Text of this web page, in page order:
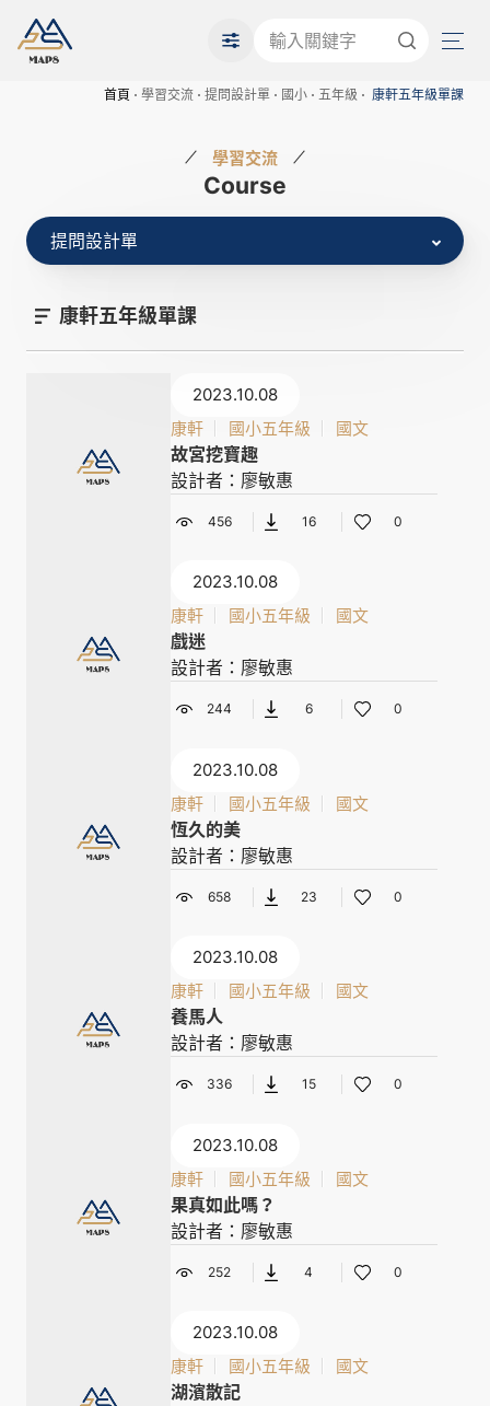
首頁 學習交流 提問設計單 國小 五年級 康軒五年級單課
學習交流
Course
提問設計單
康軒五年級單課
2023.10.08
康軒
國小五年級 國文
故宮挖寶趣
設計者：廖敏惠
456 16 0
2023.10.08
康軒
國小五年級 國文
戲迷
設計者：廖敏惠
244 6 0
2023.10.08
康軒
國小五年級 國文
恆久的美
設計者：廖敏惠
658 23 0
2023.10.08
康軒
國小五年級 國文
養馬人
設計者：廖敏惠
336 15 0
2023.10.08
康軒
國小五年級 國文
果真如此嗎？
設計者：廖敏惠
252 4 0
2023.10.08
康軒
國小五年級 國文
湖濱散記